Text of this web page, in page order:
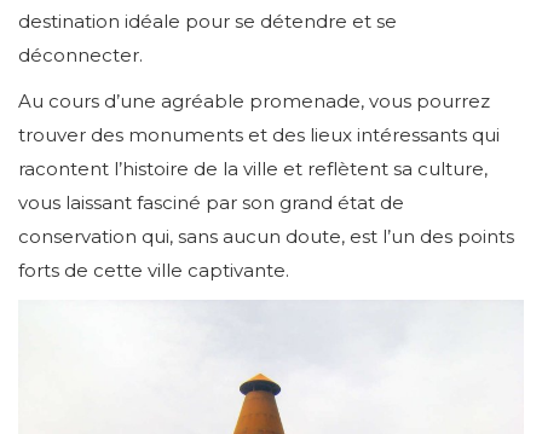
destination idéale pour se détendre et se
déconnecter.
Au cours d’une agréable promenade, vous pourrez
trouver des monuments et des lieux intéressants qui
racontent l’histoire de la ville et reflètent sa culture,
vous laissant fasciné par son grand état de
conservation qui, sans aucun doute, est l’un des points
forts de cette ville captivante.